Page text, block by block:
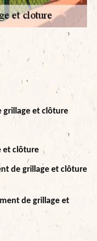
grillage et clôture
et clôture
de grillage et clôture
de grillage et